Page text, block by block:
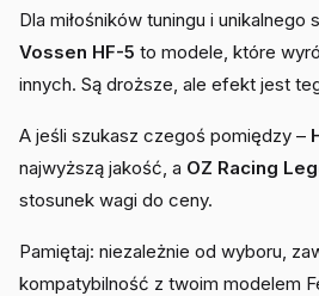
Dla miłośników tuningu i unikalnego
Vossen HF-5 to modele, które
innych. Są droższe, ale efekt jest
A jeśli szukasz czegoś pomiędzy –
najwyższą jakość, a OZ Racing
stosunek wagi do ceny.
Pamiętaj: niezależnie od wyboru,
kompatybilność z twoim modelem